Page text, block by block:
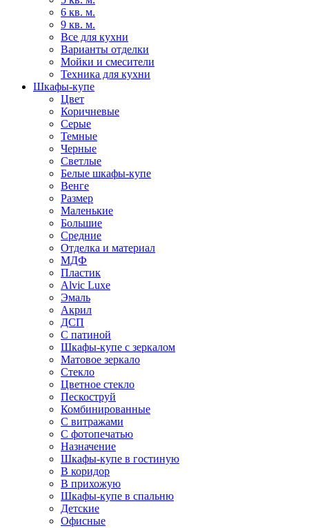
6 кв. м.
9 кв. м.
Все для кухни
Варианты отделки
Мойки и смесители
Техника для кухни
Шкафы-купе
Цвет
Коричневые
Серые
Темные
Черные
Светлые
Белые шкафы-купе
Венге
Размер
Маленькие
Большие
Средние
Отделка и материал
МДФ
Пластик
Alvic Luxe
Эмаль
Акрил
ДСП
С патиной
Шкафы-купе с зеркалом
Матовое зеркало
Стекло
Цветное стекло
Пескоструй
Комбинированные
С витражами
С фотопечатью
Назначение
Шкафы-купе в гостиную
В коридор
В прихожую
Шкафы-купе в спальню
Детские
Офисные